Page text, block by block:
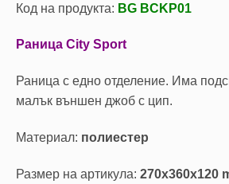
Код на продукта: BG BCKP01
Раница City Sport
Раница с едно отделение. Има
малък външен джоб с цип.
Материал: полиестер
Размер на артикула: 270х360х120